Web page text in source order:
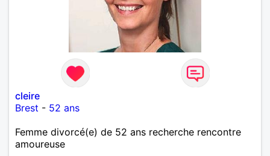
cleire
Brest - 52 ans
Femme divorcé(e) de 52 ans recherche rencontre
amoureuse